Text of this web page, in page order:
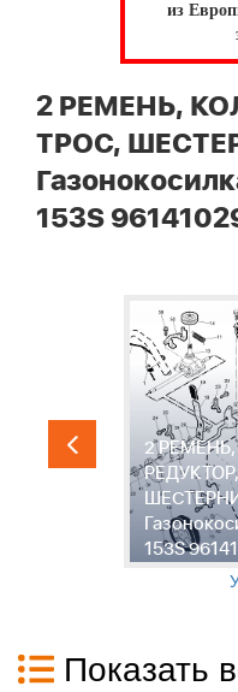
из
2 РЕМЕНЬ,
ТРОС,
153S
2
153S
Показать